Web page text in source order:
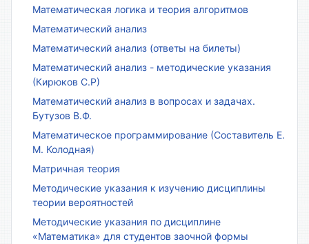
Математическая логика и теория алгоритмов
Математический анализ
Математический анализ (ответы на билеты)
Математический анализ - методические указания
(Кирюков С.Р)
Математический анализ в вопросах и задачах.
Бутузов В.Ф.
Математическое программирование (Составитель Е.
М. Колодная)
Матричная теория
Методические указания к изучению дисциплины
теории вероятностей
Методические указания по дисциплине
«Математика» для студентов заочной формы